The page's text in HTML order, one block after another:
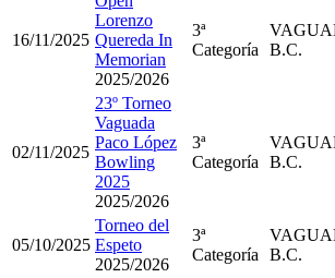
16/11/2025
Lorenzo
Quereda In
Memorian
2025/2026
3ª
Categoría
B.C.
02/11/2025
23º Torneo
Vaguada
Paco López
Bowling
2025
2025/2026
3ª
Categoría
B.C.
05/10/2025
Torneo del
Espeto
2025/2026
3ª
Categoría
B.C.